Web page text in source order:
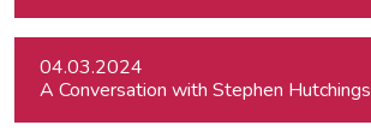
04.03.2024
A Conversation with Stephen Hutchings